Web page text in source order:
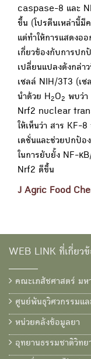
caspase-8 และ
ขึ้น (โปรตีนเหล่านี้มี
แต่ทำให้การแสดงอ
เกี่ยวข้องกับการปก
เปลี่ยนแปลงดังกล่า
เซลล์ NIH/3T3 (เซ
นำด้วย H2O2 พบว่า
Nrf2 nuclear
ให้เห็นว่า สาร KF-
เดชั่นและช่วยปกป้อ
ในการยับยั้ง NF-
Nrf2 ดีขึ้น
J Agric Food
WEB LINK ที่เกี่ยวข้
คณะเภสัชศาสตร์ มห
ศูนย์พันธุวิศวกรรมแล
หน่วยคลังข้อมูลยา
อุทยานธรรมชาติวิทย